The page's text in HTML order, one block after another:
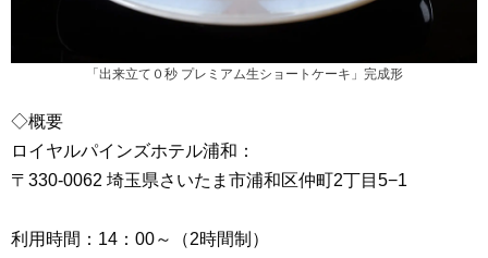
「出来立て０秒 プレミアム生ショートケーキ」完成形
◇概要
ロイヤルパインズホテル浦和：
〒330-0062 埼玉県さいたま市浦和区仲町2丁目5−1
利用時間：14：00～（2時間制）